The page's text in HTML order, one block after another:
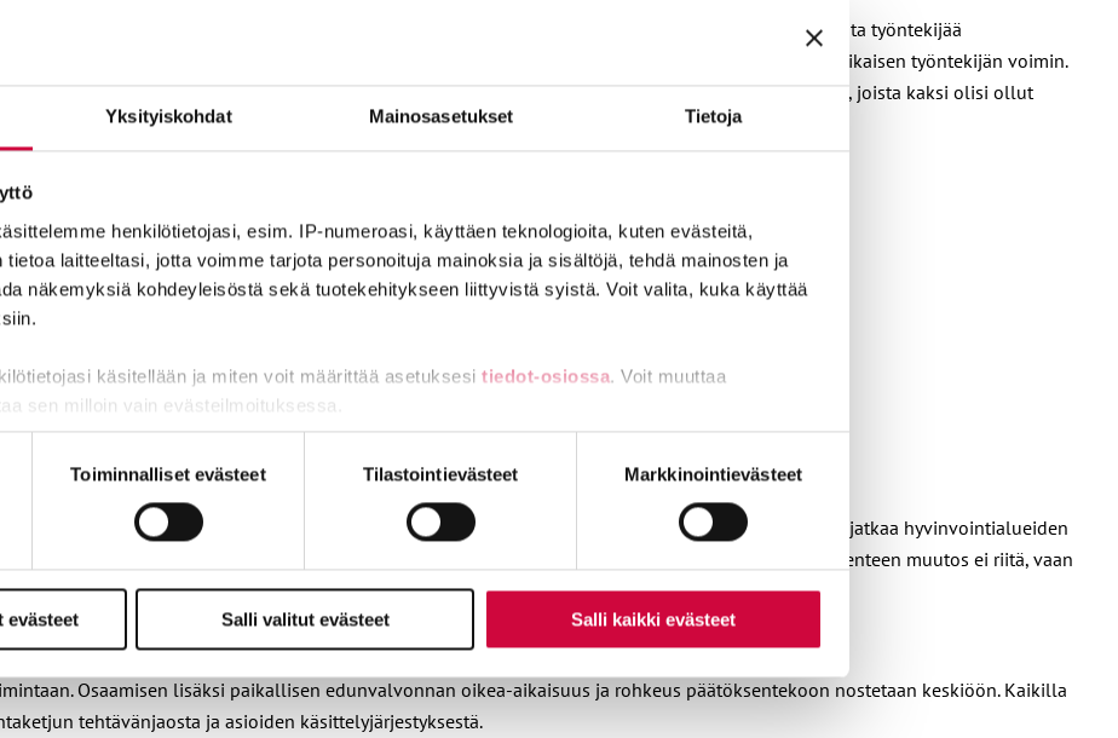
Yksityiskohdat Mainosasetukset Tietoja
henkilötietojasi, esim. IP-numeroasi, käyttäen teknologioita, kuten evästeitä,
tietoa laitteeltasi, jotta voimme tarjota personoituja mainoksia ja sisältöjä, tehdä mainosten ja
näkemyksiä kohdeyleisöstä sekä tuotekehitykseen liittyvistä syistä. Voit valita, kuka käyttää
käsitellään ja miten voit määrittää asetuksesi tiedot-osiossa. Voit muuttaa
sen milloin vain evästeilmoituksessa.
osa sivuston toimintaa parantavia, ja osaa käytetään tilastointi- tai
Toiminnalliset evästeet Tilastointievästeet Markkinointievästeet
evästeet Salli valitut evästeet Salli kaikki evästeet
ja järjestötoiminnasta. Äänin 65-31 edustajisto päätti, että liittoon palkataan kaksi vakituista työntekijää
57—39 edustajisto päätti, että järjestämistyötä jatketaan kolmevuotisena projektina neljän määräaikaisen työntekijän voimin.
vahvistetaan. Äänestyksen hävisi ehdotus, että liittoon olisi palkattu kuusi järjestäjää, joista kaksi olisi ollut
toimivia ja niissä on osaavat aktiivit.
vuosina kohdennetaan.
ja järjestämisvastuu sosiaali- ja terveystoimen sekä pelastustoimen palveluista siirtyy niille. JHL jatkaa hyvinvointialueiden
Myös kuntien edunvalvontarakenteiden toimintakyvyn säilyminen varmistetaan. Pelkkä yhdistysrakenteen muutos ei riitä, vaan
myös toimintaansa uutta toimintaympäristöä vastaavaksi.
Osaamisen lisäksi paikallisen edunvalvonnan oikea-aikaisuus ja rohkeus päätöksentekoon nostetaan keskiöön. Kaikilla
tehtävänjaosta ja asioiden käsittelyjärjestyksestä.